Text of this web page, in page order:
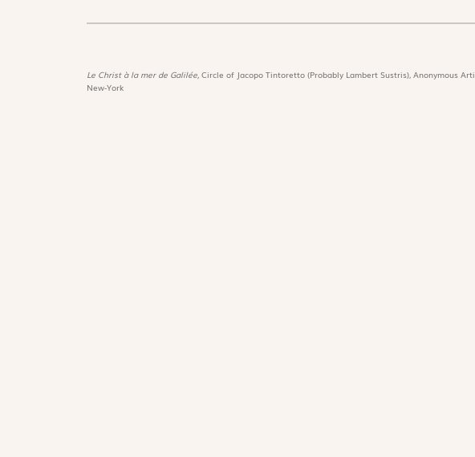
Le Christ à la mer de Galilée, Circle of Jacopo Tintoretto (Probably Lambert Sustris), Anonymous
New-York